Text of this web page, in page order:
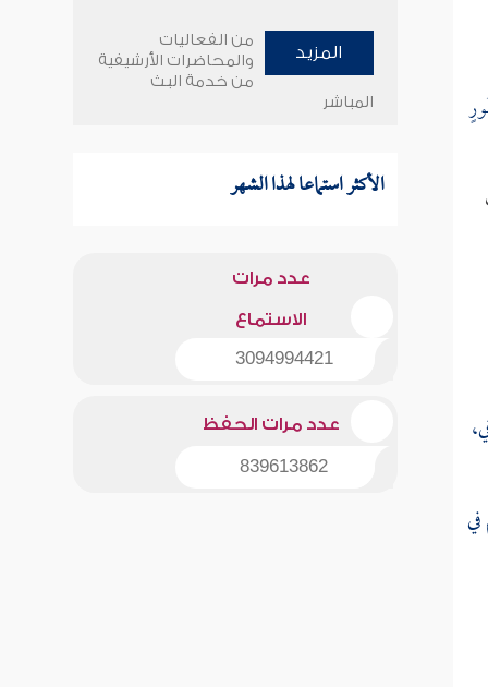
المزيد
من الفعاليات
والمحاضرات الأرشيفية
من خدمة البث
المباشر
الأكثر استماعا لهذا الشهر
عدد مرات
الاستماع
3094994421
عدد مرات الحفظ
839613862